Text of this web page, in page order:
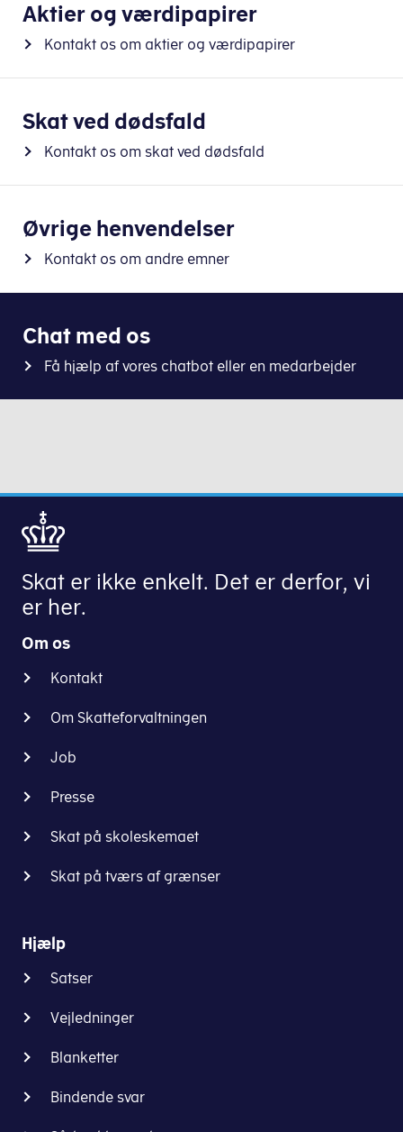
Aktier og værdipapirer
Kontakt os om aktier og værdipapirer
Skat ved dødsfald
Kontakt os om skat ved dødsfald
Øvrige henvendelser
Kontakt os om andre emner
Chat med os
Få hjælp af vores chatbot eller en medarbejder
Skat er ikke enkelt. Det er derfor, vi
er her.
Om os
Kontakt
Om Skatteforvaltningen
Job
Presse
Skat på skoleskemaet
Skat på tværs af grænser
Hjælp
Satser
Vejledninger
Blanketter
Bindende svar